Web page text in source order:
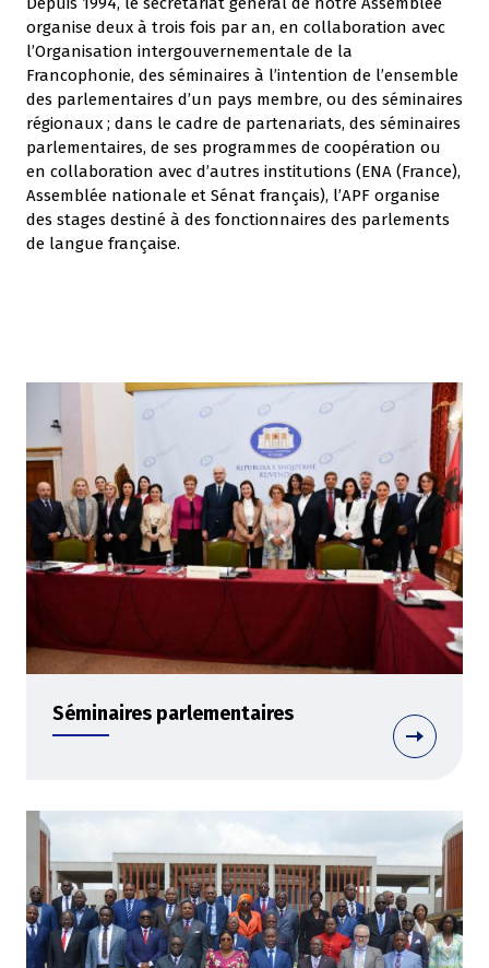
organise deux à trois fois par an, en collaboration avec
l’Organisation intergouvernementale de la
Francophonie, des séminaires à l’intention de l’ensemble
des parlementaires d’un pays membre, ou des séminaires
régionaux ; dans le cadre de partenariats, des séminaires
parlementaires, de ses programmes de coopération ou
en collaboration avec d’autres institutions (ENA (France),
Assemblée nationale et Sénat français), l’APF organise
des stages destiné à des fonctionnaires des parlements
de langue française.
Séminaires parlementaires